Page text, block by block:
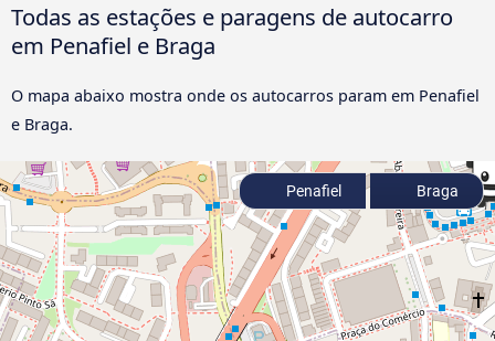
Todas as estações e paragens de autocarro
em Penafiel e Braga
O mapa abaixo mostra onde os autocarros param em Penafiel
e Braga.
Penafiel Braga